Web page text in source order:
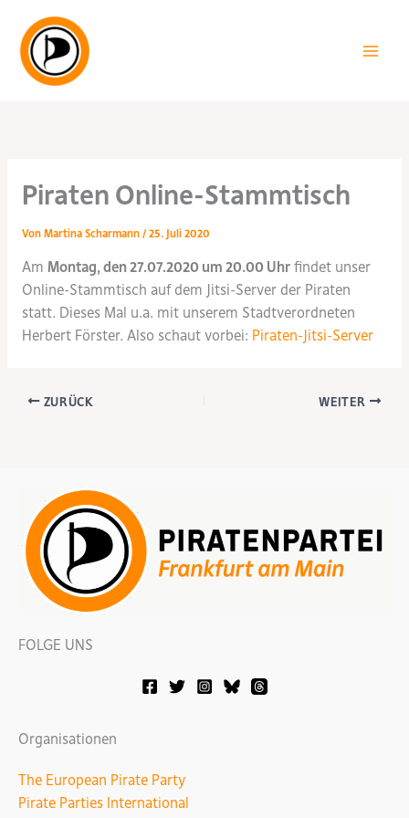
Inhalt
springen
Piraten Online-Stammtisch
Von Martina Scharmann / 25. Juli 2020
Am Montag, den 27.07.2020 um 20.00 Uhrfindet unser
Online-Stammtisch auf dem Jitsi-Server der Piraten
statt. Dieses Mal u.a. mit unserem Stadtverordneten
Herbert Förster. Also schaut vorbei: Piraten-Jitsi-Server
ZURÜCK WEITER
FOLGE UNS
Organisationen
The European Pirate Party
Pirate Parties International